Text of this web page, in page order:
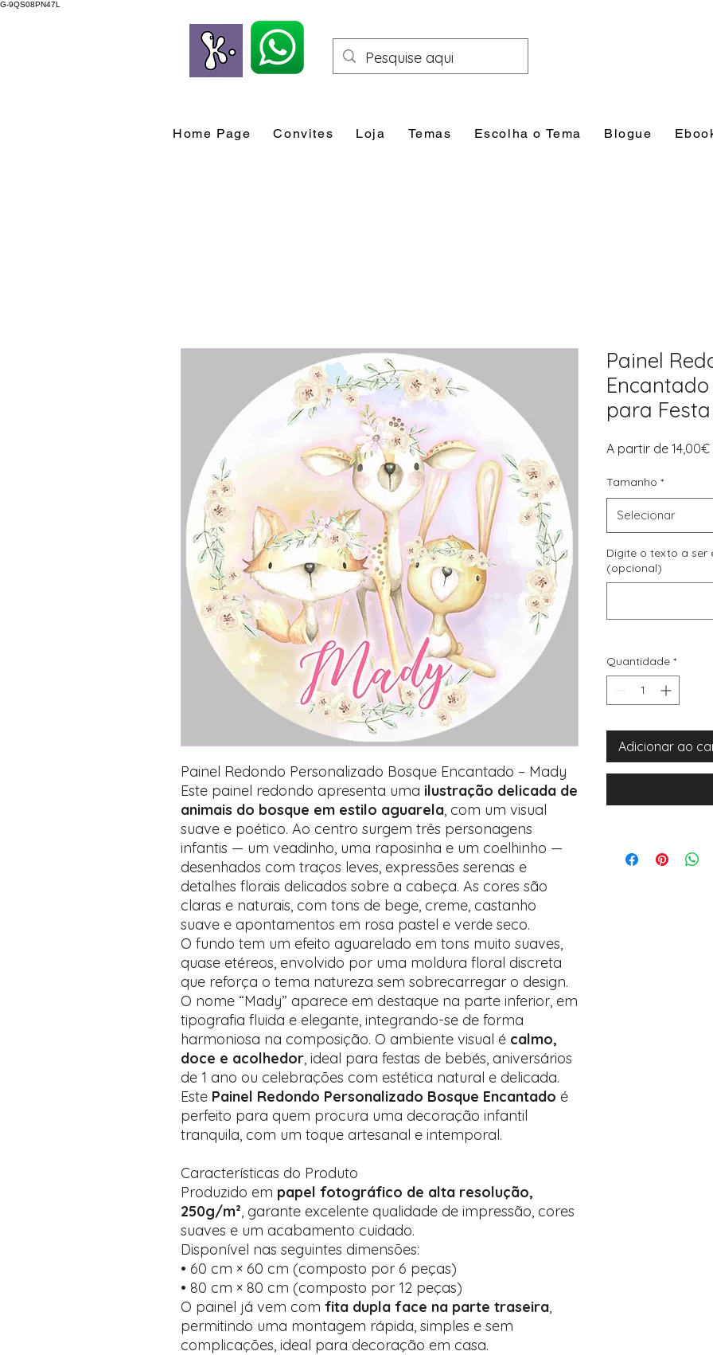
G-9QS08PN47L
Home Page Convites Loja Temas Escolha o Tema Blogue
Painel Redondo Personalizado Bosque Encantado – Mady
Este painel redondo apresenta uma ilustração delicada de
animais do bosque em estilo aguarela, com um visual
suave e poético. Ao centro surgem três personagens
infantis — um veadinho, uma raposinha e um coelhinho —
desenhados com traços leves, expressões serenas e
detalhes florais delicados sobre a cabeça. As cores são
claras e naturais, com tons de bege, creme, castanho
suave e apontamentos em rosa pastel e verde seco.
O fundo tem um efeito aguarelado em tons muito suaves,
quase etéreos, envolvido por uma moldura floral discreta
que reforça o tema natureza sem sobrecarregar o design.
O nome “Mady” aparece em destaque na parte inferior, em
tipografia fluida e elegante, integrando-se de forma
harmoniosa na composição. O ambiente visual é calmo,
doce e acolhedor, ideal para festas de bebés, aniversários
de 1 ano ou celebrações com estética natural e delicada.
Este Painel Redondo Personalizado Bosque Encantado é
perfeito para quem procura uma decoração infantil
tranquila, com um toque artesanal e intemporal.
Características do Produto
Produzido em papel fotográfico de alta resolução,
250g/m², garante excelente qualidade de impressão, cores
suaves e um acabamento cuidado.
Disponível nas seguintes dimensões:
• 60 cm × 60 cm (composto por 6 peças)
• 80 cm × 80 cm (composto por 12 peças)
O painel já vem com fita dupla face na parte traseira,
permitindo uma montagem rápida, simples e sem
complicações, ideal para decoração em casa.
Painel
para
A partir de 14,00€
Tamanho *
Selecionar
Digite o texto a ser
(opcional)
Quantidade *
Adicionar ao